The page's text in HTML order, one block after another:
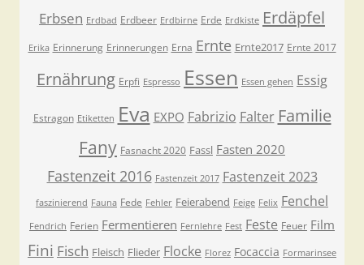
Erbsen Erdbad Erdbeer Erdbirne Erde Erdkiste Erdäpfel
Erika Erinnerung Erinnerungen Erna Ernte Ernte2017 Ernte 2017
Ernährung Erpfi Espresso Essen Essen gehen Essig
Estragon Etiketten Eva EXPO Fabrizio Falter Familie
Fany Fasnacht 2020 Fassl Fasten 2020
Fastenzeit 2016 Fastenzeit 2017 Fastenzeit 2023
faszinierend Fauna Fede Fehler Feierabend Feige Felix Fenchel
Fendrich Ferien Fermentieren Fernlehre Fest Feste Feuer Film
Fini Fisch Fleisch Flieder Flocke Florez Focaccia Formarinsee